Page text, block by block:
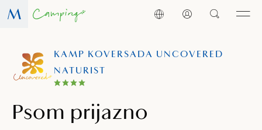
KAMP KOVERSADA UNCOVERED
NATURIST
Psom prijazno